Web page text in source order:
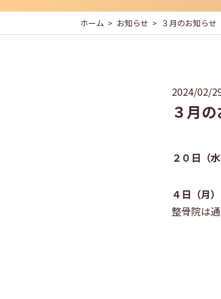
ホーム お知らせ ３月のお知らせ
2024/02/
３月
２０日（
４日（月
整骨院は